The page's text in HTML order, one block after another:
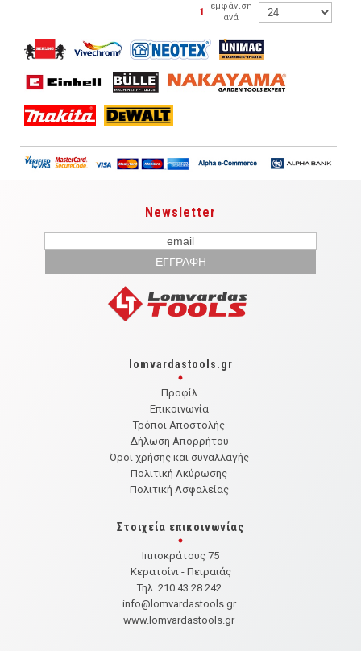
1
εμφάνιση
ανά
Newsletter
lomvardastools.gr
Προφίλ
Επικοινωνία
Τρόποι Αποστολής
Δήλωση Απορρήτου
Όροι χρήσης και συναλλαγής
Πολιτική Ακύρωσης
Πολιτική Ασφαλείας
Στοιχεία επικοινωνίας
Ιπποκράτους 75
Κερατσίνι - Πειραιάς
Τηλ. 210 43 28 242
info@lomvardastools.gr
www.lomvardastools.gr